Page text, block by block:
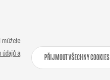
můžete
údajů a
PŘIJMOUT VŠECHNY COOKIES